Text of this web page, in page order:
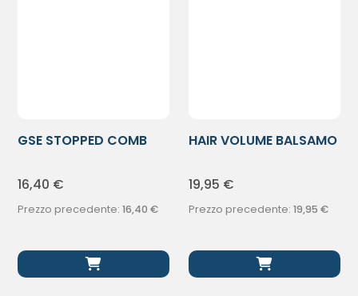
GSE STOPPED COMB
16,40 €
Prezzo precedente:16,40 €
HAIR VOLUME BALSAMO
19,95 €
Prezzo precedente: 19,95 €